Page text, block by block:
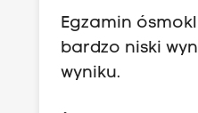
Egzamin
bardzo niski
wyniku.